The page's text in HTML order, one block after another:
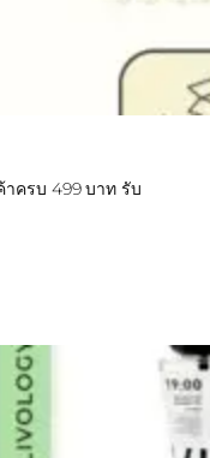
าครบ 499 บาท รับ